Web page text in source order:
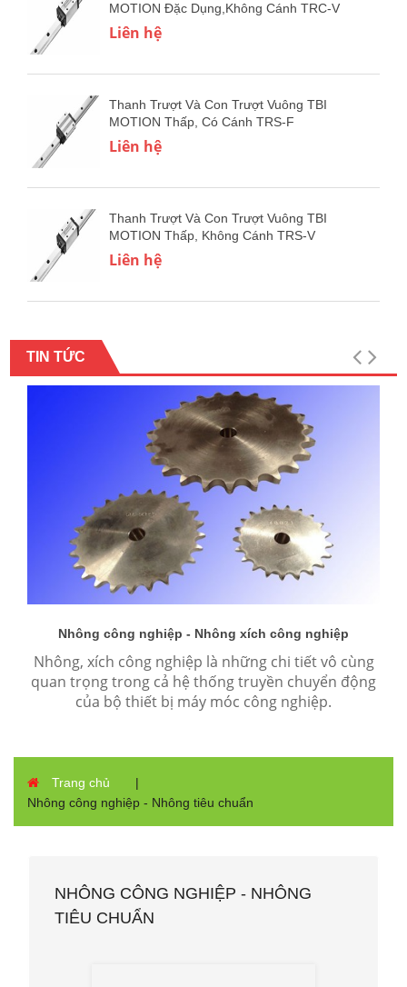
MOTION Đặc Dụng,Không Cánh TRC-V
Liên hệ
Thanh Trượt Và Con Trượt Vuông TBI
MOTION Thấp, Có Cánh TRS-F
Liên hệ
Thanh Trượt Và Con Trượt Vuông TBI
MOTION Thấp, Không Cánh TRS-V
Liên hệ
TIN TỨC
Nhông công nghiệp - Nhông xích công nghiệp
Nhông, xích công nghiệp là những chi tiết vô cùng
quan trọng trong cả hệ thống truyền chuyển động
của bộ thiết bị máy móc công nghiệp.
Trang chủ
|
Nhông công nghiệp - Nhông tiêu chuẩn
NHÔNG CÔNG NGHIỆP - NHÔNG
TIÊU CHUẨN